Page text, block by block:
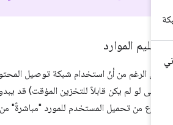
الموارد
لو لم يكن قابلاً للتخزين المؤقت) قد يبدو
من تحميل المستخدم للمورد "مباشرةً" من